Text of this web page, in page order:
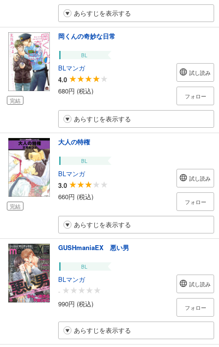
あらすじを表示する
完結
岡くんの奇妙な日常
BL
BLマンガ
4.0
680円 (税込)
試し読み
フォロー
あらすじを表示する
完結
大人の特権
BL
BLマンガ
3.0
660円 (税込)
試し読み
フォロー
あらすじを表示する
GUSHmaniaEX 悪い男
BL
BLマンガ
-
990円 (税込)
試し読み
フォロー
あらすじを表示する